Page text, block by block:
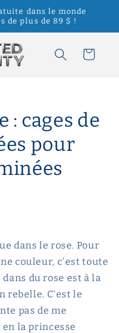
dans le monde
de plus de 89 $ !
Panier
: cages de
pour
dans le rose. Pour
couleur, c'est toute
du rose est à la
rebelle. C'est le
pas de me
la princesse